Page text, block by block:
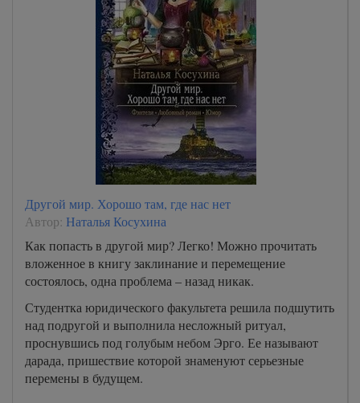
Другой мир. Хорошо там, где нас нет
Автор: Наталья Косухина
Как попасть в другой мир? Легко! Можно прочитать
вложенное в книгу заклинание и перемещение
состоялось, одна проблема – назад никак.
Студентка юридического факультета решила подшутить
над подругой и выполнила несложный ритуал,
проснувшись под голубым небом Эрго. Ее называют
дарада, пришествие которой знаменуют серьезные
перемены в будущем.